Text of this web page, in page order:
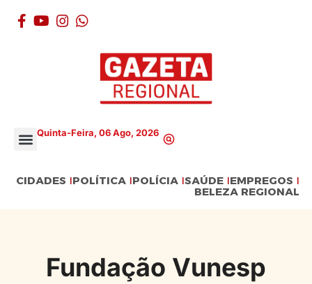
Quinta-Feira, 06 Ago, 2026
CIDADES POLÍTICA POLÍCIA SAÚDE EMPREGOS
BELEZA REGIONAL
Fundação Vunesp